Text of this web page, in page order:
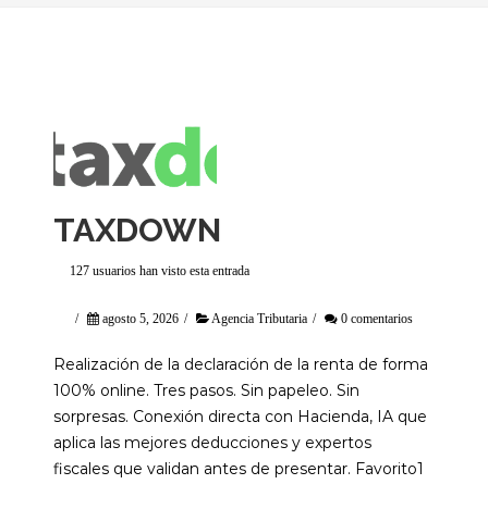
TAXDOWN
127 usuarios han visto esta entrada
/ agosto 5, 2026 / Agencia Tributaria / 0 comentarios
Realización de la declaración de la renta de forma
100% online. Tres pasos. Sin papeleo. Sin
sorpresas. Conexión directa con Hacienda, IA que
aplica las mejores deducciones y expertos
fiscales que validan antes de presentar. Favorito1